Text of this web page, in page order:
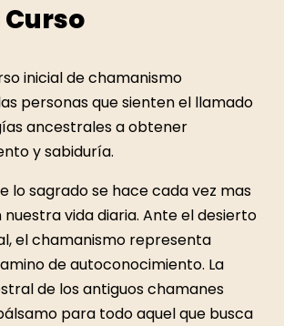
Curso
inicial de chamanismo
personas que sienten el llamado
ancestrales a obtener
y sabiduría.
lo sagrado se hace cada vez mas
vida diaria. Ante el desierto
el chamanismo representa
de autoconocimiento. La
de los antiguos chamanes
para todo aquel que busca